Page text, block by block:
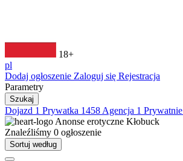
18+
pl
Dodaj ogłoszenie Zaloguj się Rejestracja
Parametry
Szukaj
Dojazd 1 Prywatka 1458 Agencja 1 Prywatnie
Anonse erotyczne Kłobuck
Znaleźliśmy 0 ogłoszenie
Sortuj według